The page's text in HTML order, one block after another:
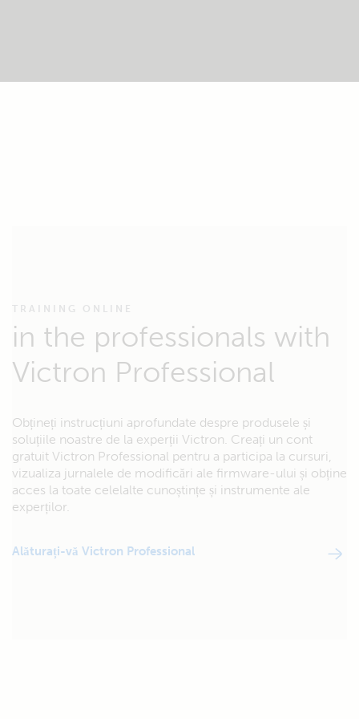
TRAINING ONLINE
in the professionals with
Victron Professional
Obțineți instrucțiuni aprofundate despre produsele și
soluțiile noastre de la experții Victron. Creați un cont
gratuit Victron Professional pentru a participa la cursuri,
vizualiza jurnalele de modificări ale firmware-ului și obține
acces la toate celelalte cunoștințe și instrumente ale
experților.
Alăturați-vă Victron Professional